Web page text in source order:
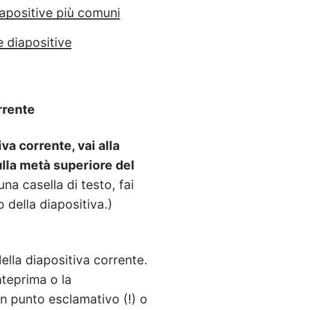
più comuni
diapositive
corrente, vai alla
metà superiore del
casella di testo, fai
della diapositiva.)
diapositiva corrente.
o la
punto esclamativo (!) o